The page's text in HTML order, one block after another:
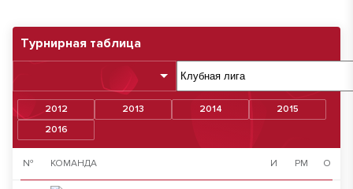
Турнирная таблица
2012 2013 2014
2015
2016
№ КОМАНДА И РМ О